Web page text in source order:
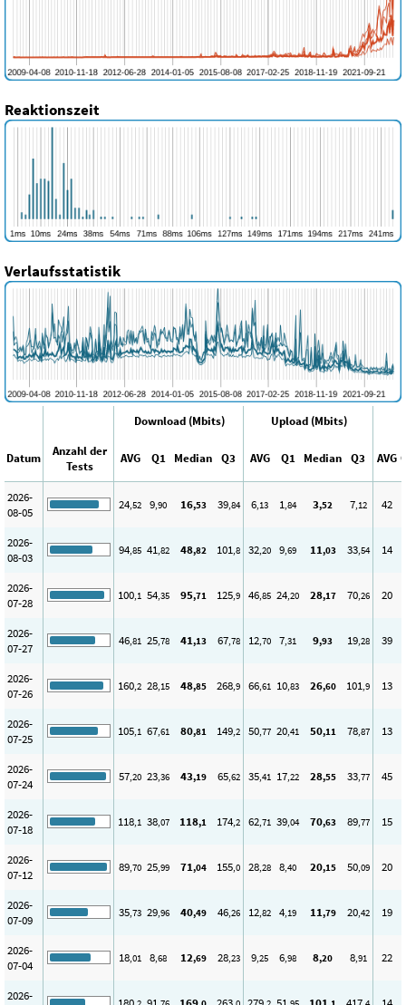
Reaktionszeit
Verlaufsstatistik
Download (Mbits) Upload (Mbits)
Datum
Anzahl der
Tests
AVG Q1 Median Q3 AVG Q1 Median Q3 AVG
2026-
08-05
24,52 9,90 16,53 39,84 6,13 1,84 3,52 7,12 42
2026-
08-03
94,85 41,82 48,82 101,8 32,20 9,69 11,03 33,54 14
2026-
07-28
100,1 54,35 95,71 125,9 46,85 24,20 28,17 70,26 20
2026-
07-27
46,81 25,78 41,13 67,78 12,70 7,31 9,93 19,28 39
2026-
07-26
160,2 28,15 48,85 268,9 66,61 10,83 26,60 101,9 13
2026-
07-25
105,1 67,61 80,81 149,2 50,77 20,41 50,11 78,87 13
2026-
07-24
57,20 23,36 43,19 65,62 35,41 17,22 28,55 33,77 45
2026-
07-18
118,1 38,07 118,1 174,2 62,71 39,04 70,63 89,77 15
2026-
07-12
89,70 25,99 71,04 155,0 28,28 8,40 20,15 50,09 20
2026-
07-09
35,73 29,96 40,49 46,26 12,82 4,19 11,79 20,42 19
2026-
07-04
18,01 8,68 12,69 28,23 9,25 6,98 8,20 8,91 22
2026-